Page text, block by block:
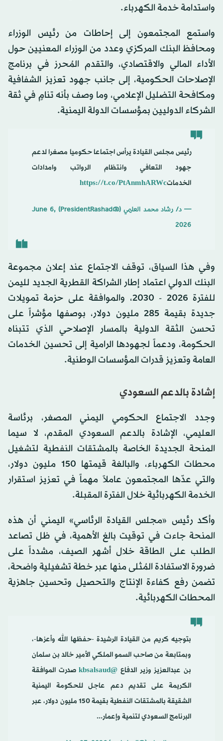
واستدامة خدمة الكهرباء.
واستمع المجتمعون إلى إحاطات من رئيس الوزراء
ومحافظ البنك المركزي وعدد من الوزراء المعنيين حول
الأداء المالي والاقتصادي، والتقدم المُحرز في برنامج
الإصلاحات الحكومية، إلى جانب جهود تعزيز الشفافية
ومكافحة التضليل الإعلامي، وما وصف بأنه تنامٍ في ثقة
الشركاء الدوليين بمؤسسات الدولة اليمنية.
رئيس مجلس القيادة يرأس اجتماعا حكوميا مصغرا لدعم
جهود التعافي وانتظام الرواتب وامدادات
الخدماتhttps://t.co/PtAnmhARWc
— د/ رشاد محمد العليمي (@PresidentRashad) June 6,
2026
وفي هذا السياق، توقف الاجتماع عند إعلان مجموعة
البنك الدولي اعتماد إطار الشراكة القطرية الجديد لليمن
للفترة 2026 - 2030، والموافقة على حزمة تمويلات
جديدة بقيمة 285 مليون دولار، بوصفها مؤشراً على
تحسن الثقة الدولية بالمسار الإصلاحي الذي تتبناه
الحكومة، ودعماً لجهودها الرامية إلى تحسين الخدمات
العامة وتعزيز قدرات المؤسسات الوطنية.
إشادة بالدعم السعودي
وجدد الاجتماع الحكومي اليمني المصغر، برئاسة
العليمي، الإشادة بالدعم السعودي المقدم، لا سيما
المنحة الجديدة الخاصة بالمشتقات النفطية لتشغيل
محطات الكهرباء، والبالغة قيمتها 150 مليون دولار،
والتي عدّها المجتمعون عاملاً مهماً في تعزيز استقرار
الخدمة الكهربائية خلال الفترة المقبلة.
وأكد رئيس «مجلس القيادة الرئاسي» اليمني أن هذه
المنحة جاءت في توقيت بالغ الأهمية، في ظل تصاعد
الطلب على الطاقة خلال أشهر الصيف، مشدداً على
ضرورة الاستفادة المُثلى منها عبر خطة تشغيلية واضحة،
تضمن رفع كفاءة الإنتاج والتحصيل وتحسين جاهزية
المحطات الكهربائية.
بتوجيه كريم من القيادة الرشيدة -حفظها الله وأعزها-،
وبمتابعة من صاحب السمو الملكي الأمير خالد بن سلمان
بن عبدالعزيز وزير الدفاع @kbsalsaud
صدرت الموافقة
الكريمة على تقديم دعم عاجل للحكومة اليمنية
الشقيقة بالمشتقات النفطية بقيمة 150 مليون دولار، عبر
البرنامج السعودي لتنمية وإعمار...